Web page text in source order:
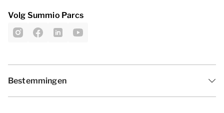
Volg Summio Parcs
Bestemmingen